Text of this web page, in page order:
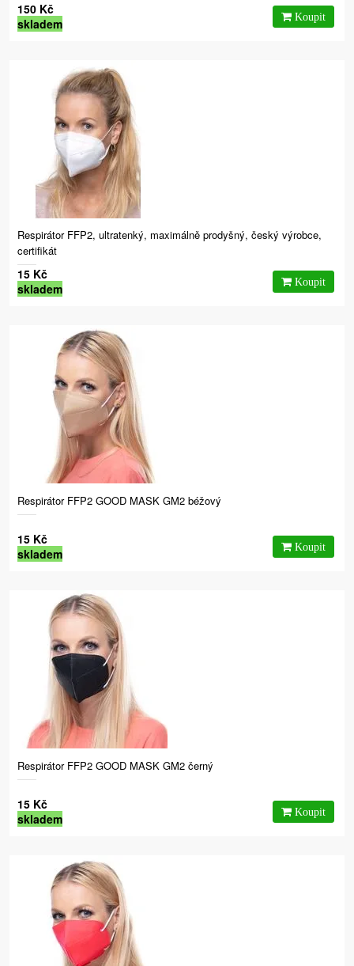
150 Kč
skladem
Respirátor FFP2, ultratenký, maximálně prodyšný, český výrobce,
certifikát
15 Kč
skladem
Respirátor FFP2 GOOD MASK GM2 béžový
15 Kč
skladem
Respirátor FFP2 GOOD MASK GM2 černý
15 Kč
skladem